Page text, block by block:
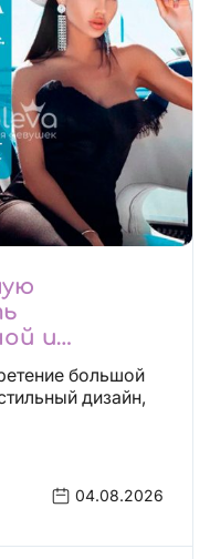
и
большой
дизайн,
04.08.2026